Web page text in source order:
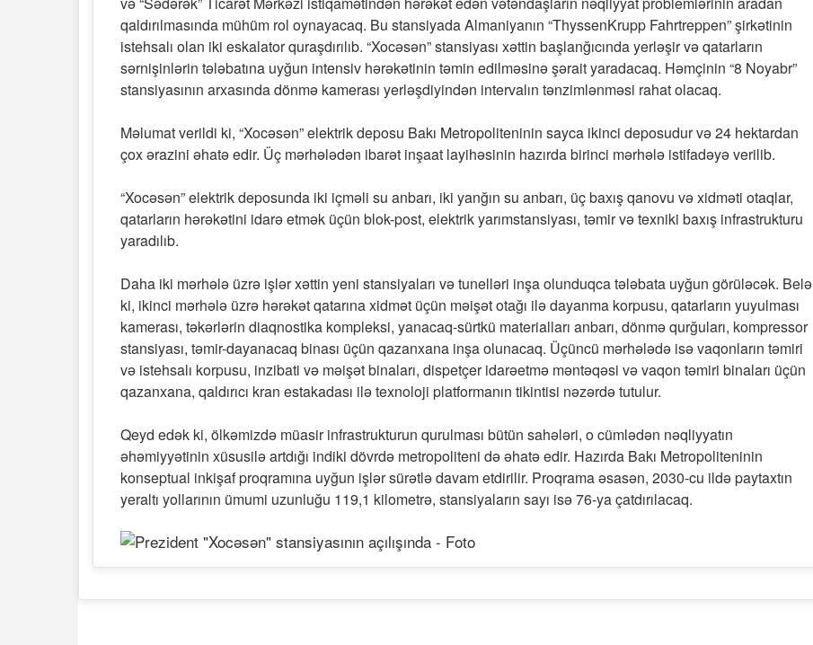
qaldırılmasında mühüm rol oynayacaq. Bu stansiyada Almaniyanın “ThyssenKrupp Fahrtreppen” şirkətinin
istehsalı olan iki eskalator quraşdırılıb. “Xocəsən” stansiyası xəttin başlanğıcında yerləşir və qatarların
sərnişinlərin tələbatına uyğun intensiv hərəkətinin təmin edilməsinə şərait yaradacaq. Həmçinin “8 Noyabr”
stansiyasının arxasında dönmə kamerası yerləşdiyindən intervalın tənzimlənməsi rahat olacaq.
Məlumat verildi ki, “Xocəsən” elektrik deposu Bakı Metropoliteninin sayca ikinci deposudur və 24 hektardan
çox ərazini əhatə edir. Üç mərhələdən ibarət inşaat layihəsinin hazırda birinci mərhələ istifadəyə verilib.
“Xocəsən” elektrik deposunda iki içməli su anbarı, iki yanğın su anbarı, üç baxış qanovu və xidməti otaqlar,
qatarların hərəkətini idarə etmək üçün blok-post, elektrik yarımstansiyası, təmir və texniki baxış infrastrukturu
yaradılıb.
Daha iki mərhələ üzrə işlər xəttin yeni stansiyaları və tunelləri inşa olunduqca tələbata uyğun görüləcək. Belə
ki, ikinci mərhələ üzrə hərəkət qatarına xidmət üçün məişət otağı ilə dayanma korpusu, qatarların yuyulması
kamerası, təkərlərin diaqnostika kompleksi, yanacaq-sürtkü materialları anbarı, dönmə qurğuları, kompressor
stansiyası, təmir-dayanacaq binası üçün qazanxana inşa olunacaq. Üçüncü mərhələdə isə vaqonların təmiri
və istehsalı korpusu, inzibati və məişət binaları, dispetçer idarəetmə məntəqəsi və vaqon təmiri binaları üçün
qazanxana, qaldırıcı kran estakadası ilə texnoloji platformanın tikintisi nəzərdə tutulur.
Qeyd edək ki, ölkəmizdə müasir infrastrukturun qurulması bütün sahələri, o cümlədən nəqliyyatın
əhəmiyyətinin xüsusilə artdığı indiki dövrdə metropoliteni də əhatə edir. Hazırda Bakı Metropoliteninin
konseptual inkişaf proqramına uyğun işlər sürətlə davam etdirilir. Proqrama əsasən, 2030-cu ildə paytaxtın
yeraltı yollarının ümumi uzunluğu 119,1 kilometrə, stansiyaların sayı isə 76-ya çatdırılacaq.